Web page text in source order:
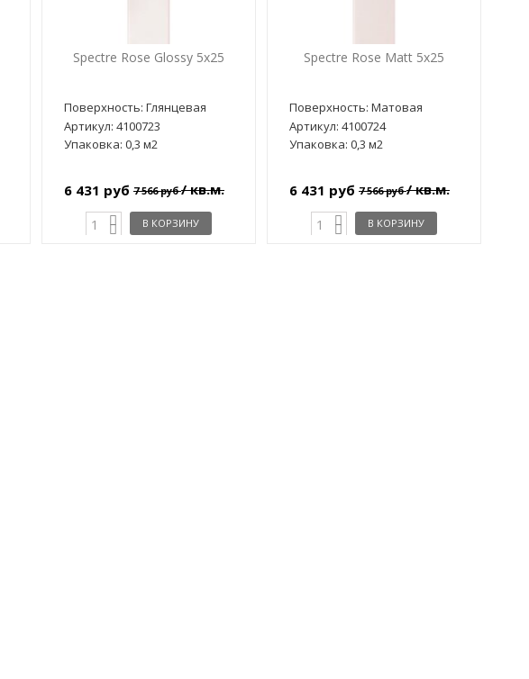
Spectre Rose Glossy 5x25
Поверхность: Глянцевая
Артикул: 4100723
Упаковка: 0,3 м2
6 431 руб 7 566 руб/ кв.м.
В КОРЗИНУ
Spectre Rose Matt 5x25
Поверхность: Матовая
Артикул: 4100724
Упаковка: 0,3 м2
6 431 руб 7 566 руб/ кв.м.
В КОРЗИНУ